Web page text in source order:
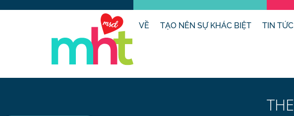
VỀ TẠO NÊN SỰ KHÁC BIỆT TIN TỨC
THE